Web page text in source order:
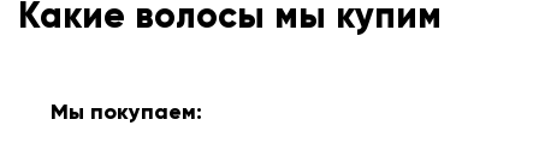
Какие волосы мы купим
Мы покупаем: